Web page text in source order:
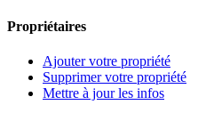
Propriétaires
Ajouter votre propriété
Supprimer votre propriété
Mettre à jour les infos